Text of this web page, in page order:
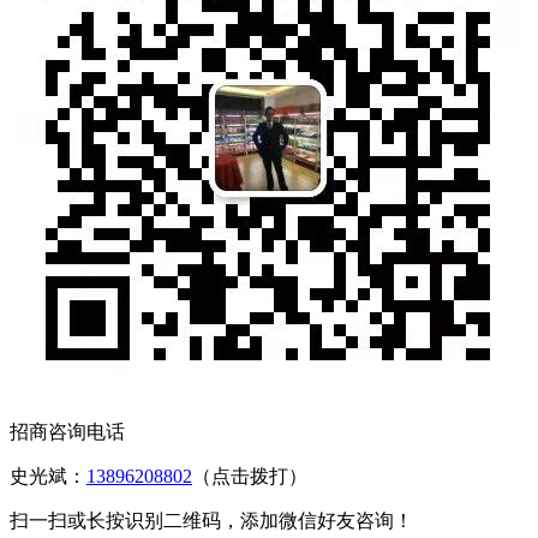
招商咨询电话
史光斌： 13896208802 （点击拨打）
扫一扫或长按识别二维码，添加微信好友咨询！